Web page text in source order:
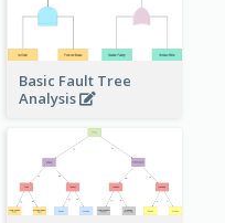
Basic Fault Tree
Analysis